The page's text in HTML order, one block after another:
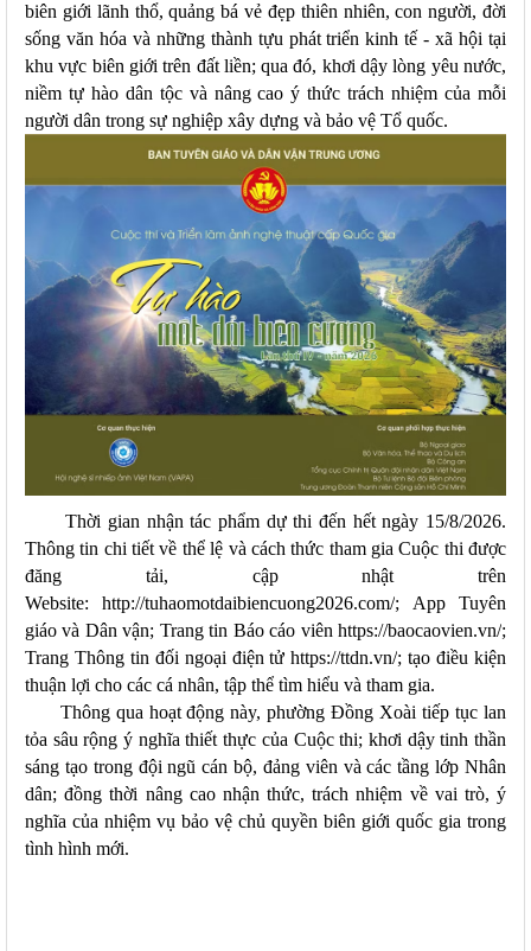
biên giới lãnh thổ, quảng bá vẻ đẹp thiên nhiên, con người, đời
sống văn hóa và những thành tựu phát triển kinh tế - xã hội tại
khu vực biên giới trên đất liền; qua đó, khơi dậy lòng yêu nước,
niềm tự hào dân tộc và nâng cao ý thức trách nhiệm của mỗi
người dân trong sự nghiệp xây dựng và bảo vệ Tổ quốc.
Thời gian nhận tác phẩm dự thi đến hết ngày 15/8/2026.
Thông tin chi tiết về thể lệ và cách thức tham gia Cuộc thi được
đăng tải, cập nhật trên
Website:http://tuhaomotdaibiencuong2026.com/; App Tuyên
giáo và Dân vận; Trang tin Báo cáo viên https://baocaovien.vn/;
Trang Thông tin đối ngoại điện tửhttps://ttdn.vn/; tạo điều kiện
thuận lợi cho các cá nhân, tập thể tìm hiểu và tham gia.
Thông qua hoạt động này, phường Đồng Xoài tiếp tục lan
tỏa sâu rộng ý nghĩa thiết thực của Cuộc thi; khơi dậy tinh thần
sáng tạo trong đội ngũ cán bộ, đảng viên và các tầng lớp Nhân
dân; đồng thời nâng cao nhận thức, trách nhiệm về vai trò, ý
nghĩa của nhiệm vụ bảo vệ chủ quyền biên giới quốc gia trong
tình hình mới.